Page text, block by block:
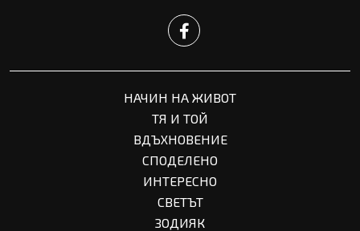
НАЧИН НА ЖИВОТ
ТЯ И ТОЙ
ВДЪХНОВЕНИЕ
СПОДЕЛЕНО
ИНТЕРЕСНО
СВЕТЪТ
ЗОДИЯК